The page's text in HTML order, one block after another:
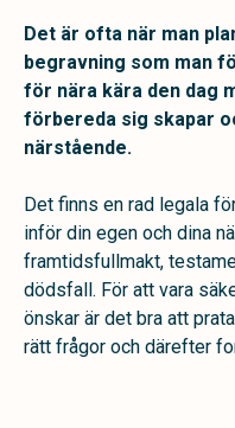
Det är ofta när man
begravning som man
för nära kära den dag
förbereda sig skapar
närstående.
Det finns en rad legala
inför din egen och dina
framtidsfullmakt,
dödsfall. För att vara
önskar är det bra att
rätt frågor och därefter